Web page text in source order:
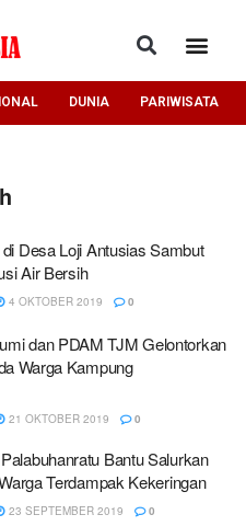
DUNIA PARIWISATA
Desa Loji Antusias Sambut
Air Bersih
4 OKTOBER 2019 0
dan PDAM TJM Gelontorkan
Warga Kampung
21 OKTOBER 2019 0
Bantu Salurkan
Terdampak Kekeringan
23 SEPTEMBER 2019 0